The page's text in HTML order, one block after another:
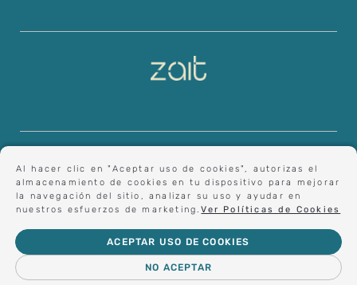
Al hacer clic en "Aceptar uso de cookies", autorizas el
almacenamiento de cookies en tu dispositivo para mejorar
la navegación del sitio, analizar su uso y ayudar en
nuestros esfuerzos de marketing.Ver Políticas de Cookies
NO ACEPTAR
ACEPTAR USO DE COOKIES
derechos reservados.